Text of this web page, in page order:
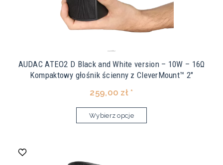
AUDAC ATEO2 D Black and White version – 10W – 16Ω
Kompaktowy głośnik ścienny z CleverMount™ 2"
259,00 zł *
Wybierz opcje